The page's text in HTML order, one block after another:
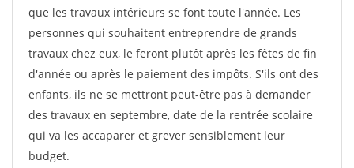
que les travaux intérieurs se font toute l'année. Les
personnes qui souhaitent entreprendre de grands
travaux chez eux, le feront plutôt après les fêtes de fin
d'année ou après le paiement des impôts. S'ils ont des
enfants, ils ne se mettront peut-être pas à demander
des travaux en septembre, date de la rentrée scolaire
qui va les accaparer et grever sensiblement leur
budget.